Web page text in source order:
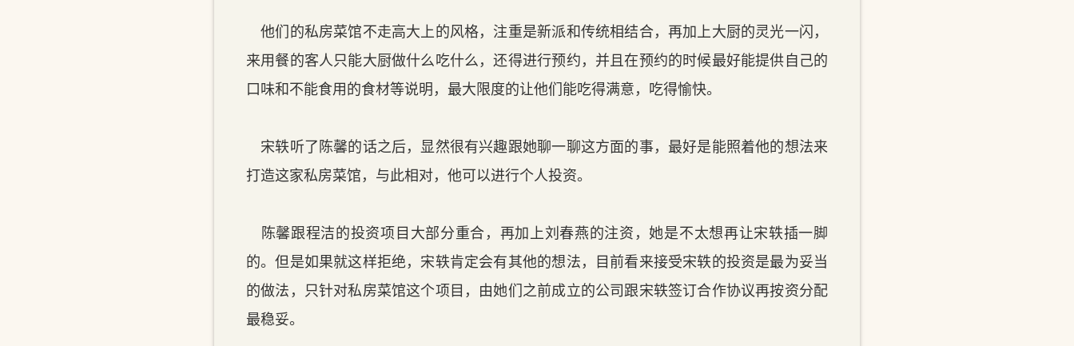
他们的私房菜馆不走高大上的风格，注重是新派和传统相结合，再加上大厨的灵光一闪，
来用餐的客人只能大厨做什么吃什么，还得进行预约，并且在预约的时候最好能提供自己的
口味和不能食用的食材等说明，最大限度的让他们能吃得满意，吃得愉快。
宋轶听了陈馨的话之后，显然很有兴趣跟她聊一聊这方面的事，最好是能照着他的想法来
打造这家私房菜馆，与此相对，他可以进行个人投资。
陈馨跟程洁的投资项目大部分重合，再加上刘春燕的注资，她是不太想再让宋轶插一脚
的。但是如果就这样拒绝，宋轶肯定会有其他的想法，目前看来接受宋轶的投资是最为妥当
的做法，只针对私房菜馆这个项目，由她们之前成立的公司跟宋轶签订合作协议再按资分配
最稳妥。